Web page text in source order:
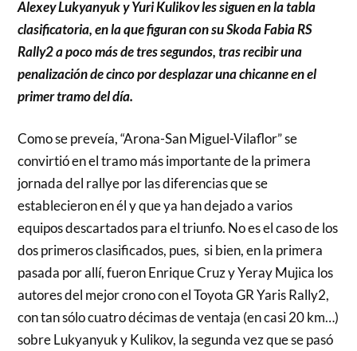
Alexey Lukyanyuk y Yuri Kulikov les siguen en la tabla
clasificatoria, en la que figuran con su Skoda Fabia RS
Rally2 a poco más de tres segundos, tras recibir una
penalización de cinco por desplazar una chicanne en el
primer tramo del día.
Como se preveía, “Arona-San Miguel-Vilaflor” se
convirtió en el tramo más importante de la primera
jornada del rallye por las diferencias que se
establecieron en él y que ya han dejado a varios
equipos descartados para el triunfo. No es el caso de los
dos primeros clasificados, pues, si bien, en la primera
pasada por allí, fueron Enrique Cruz y Yeray Mujica los
autores del mejor crono con el Toyota GR Yaris Rally2,
con tan sólo cuatro décimas de ventaja (en casi 20 km…)
sobre Lukyanyuk y Kulikov, la segunda vez que se pasó